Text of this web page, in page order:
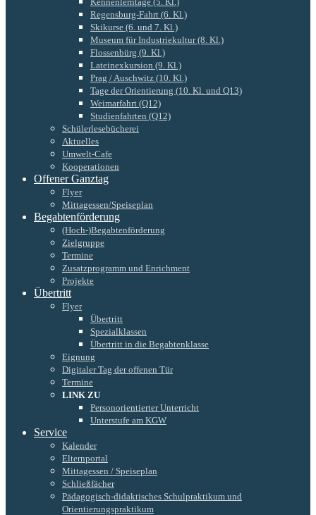
Regensburg-Fahrt (6. Kl.)
Skikurse (6. und 7. Kl.)
Museum für Industriekultur (8. Kl.)
Flossenbürg (9. Kl.)
Lateinexkursion (9. Kl.)
Prag / Auschwitz (10. Kl.)
Tage der Orientierung (10. Kl. und Q13)
Weimarfahrt (Q12)
Studienfahrten (Q12)
Schülerlesebücherei
Aktuelles
Umwelt-Cafe
Kooperationen
Offener Ganztag
Flyer
Mittagessen/Speiseplan
Begabtenförderung
(Hoch-)Begabtenförderung
Zielgruppe
Termine
Zusatzprogramm und Enrichment
Projekte
Übertritt
Flyer
Übertritt
Spezialklassen
Übertritt in die Begabtenklasse
Eignung
Digitaler Tag der offenen Tür
Termine
LINK ZU
Personorientierter Unterricht
Unterstufe am KGW
Service
Kalender
Elternportal
Mittagessen / Speiseplan
Schließfächer
Pädagogisch-didaktisches Schulpraktikum und
Orientierungspraktikum